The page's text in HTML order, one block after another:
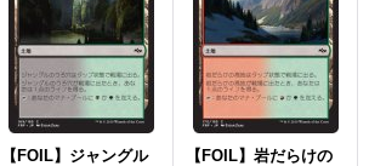
【FOIL】ジャングル
【FOIL】岩だらけの